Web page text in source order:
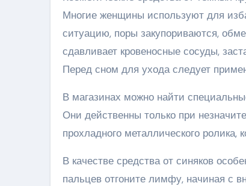
Многие женщины используют для
ситуацию, поры закупориваются,
сдавливает кровеносные сосуды,
Перед сном для ухода следует
В магазинах можно найти
Они действенны только при
прохладного металлического ролика,
В качестве средства от синяков
пальцев отгоните лимфу, начиная с